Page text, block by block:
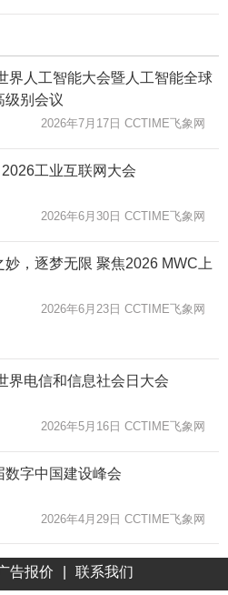
界人工智能大会暨人工智能全球
级别会议
2026年7月17日 CCTIME飞象网
工业互联网大会
2026年6月30日 CCTIME飞象网
梦无限 聚焦2026 MWC上
2026年6月23日 CCTIME飞象网
界电信和信息社会日大会
2026年5月16日 CCTIME飞象网
数字中国建设峰会
2026年4月29日 CCTIME飞象网
告报价 联系我们